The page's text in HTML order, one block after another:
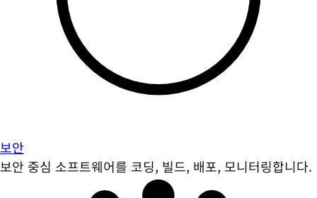
보안
보안 중심 소프트웨어를 코딩, 빌드, 배포, 모니터링합니다.